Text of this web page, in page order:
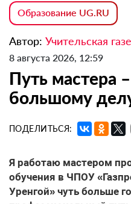
Образование UG.RU
Автор: Учительская
8 августа 2026, 12:59
Путь мастера
большому
ПОДЕЛИТЬСЯ:
Я работаю мастером
обучения в ЧПОУ
Уренгой» чуть больше